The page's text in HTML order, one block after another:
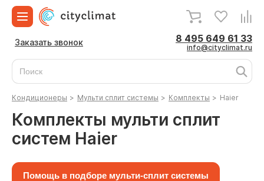
Заказать звонок 8 495 649 61 33
info@cityclimat.ru
Кондиционеры > Мульти сплит системы > Комплекты > Haier
Комплекты мульти сплит
систем Haier
Помощь в подборе мульти-сплит системы